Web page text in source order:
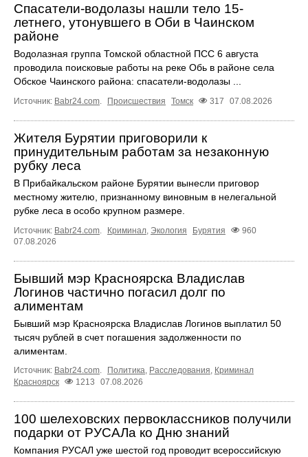
Спасатели-водолазы нашли тело 15-
летнего, утонувшего в Оби в Чаинском
районе
Водолазная группа Томской областной ПСС 6 августа
проводила поисковые работы на реке Обь в районе села
Обское Чаинского района: спасатели-водолазы ...
Источник: Babr24.com. Происшествия Томск 317 07.08.2026
Жителя Бурятии приговорили к
принудительным работам за незаконную
рубку леса
В Прибайкальском районе Бурятии вынесли приговор
местному жителю, признанному виновным в нелегальной
рубке леса в особо крупном размере.
Источник: Babr24.com. Криминал, Экология Бурятия
960
07.08.2026
Бывший мэр Красноярска Владислав
Логинов частично погасил долг по
алиментам
Бывший мэр Красноярска Владислав Логинов выплатил 50
тысяч рублей в счет погашения задолженности по
алиментам.
Источник: Babr24.com. Политика, Расследования, Криминал
Красноярск
1213 07.08.2026
100 шелеховских первоклассников получили
подарки от РУСАЛа ко Дню знаний
Компания РУСАЛ уже шестой год проводит всероссийскую